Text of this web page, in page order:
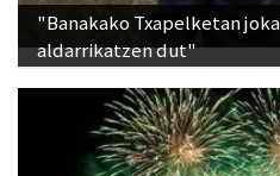
"Banakako Txapelketan
aldarrikatzen dut"